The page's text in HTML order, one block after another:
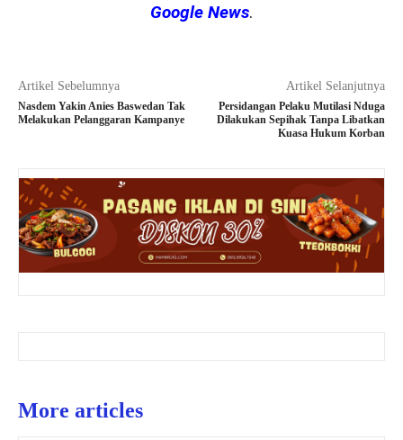
Google News.
Artikel Sebelumnya
Nasdem Yakin Anies Baswedan Tak
Melakukan Pelanggaran Kampanye
Artikel Selanjutnya
Persidangan Pelaku Mutilasi Nduga
Dilakukan Sepihak Tanpa Libatkan
Kuasa Hukum Korban
More articles